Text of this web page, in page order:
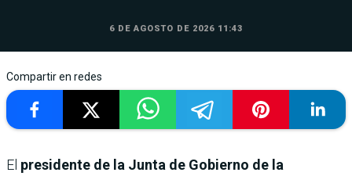
6 DE AGOSTO DE 2026 11:43
Compartir en redes
El presidente de la Junta de Gobierno de la